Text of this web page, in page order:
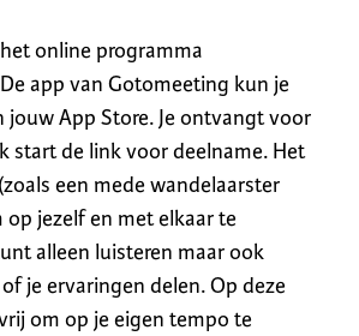
online programma
app van Gotomeeting kun je
jouw App Store. Je ontvangt voor
start de link voor deelname. Het
een mede wandelaarster
op jezelf en met elkaar te
alleen luisteren maar ook
je ervaringen delen. Op deze
om op je eigen tempo te